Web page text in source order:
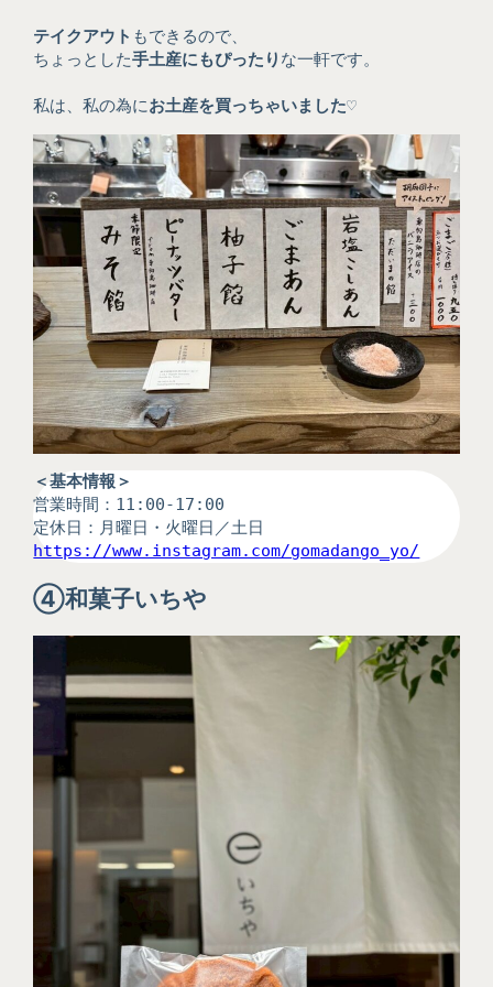
テイクアウト もできるので、
ちょっとした手土産にもぴったり な一軒です。
私は、私の為にお土産を買っちゃいました♡
＜基本情報＞
営業時間：11:00-17:00
定休日：月曜日・火曜日／土日
https://www.instagram.com/gomadango_yo/
④和菓子いちや